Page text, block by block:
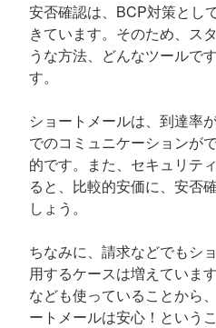
安否確認は、BCP対策とし
きています。そのため、ス
うな方法、どんなツールで
す。
ショートメールは、到達率
でのコミュニケーションが
的です。また、セキュリテ
ると、比較的安価に、安否
しょう。
ちなみに、請求などでもシ
用するケースは増えていま
なども使っていることから
ートメールは安心！という